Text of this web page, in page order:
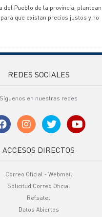
del Pueblo de la provincia,
que existan precios justos y no
REDES SOCIALES
Síguenos en nuestras redes
ACCESOS DIRECTOS
Correo Oficial - Webmail
Solicitud Correo Oficial
Refsatel
Datos Abiertos